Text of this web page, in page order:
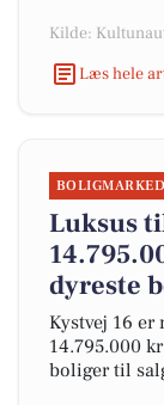
Kilde:
Læs hele
BOLIGMARKED
Luksus
dyreste
Kystvej 16
14.795.000
boliger til